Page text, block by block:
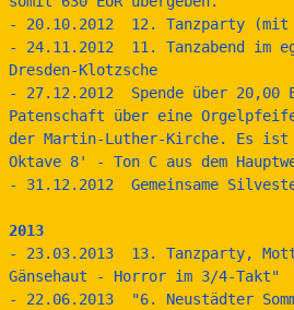
- 20.10.2012  12. Tanzparty
- 24.11.2012  11. Tanzabend im
Dresden-Klotzsche
- 27.12.2012  Spende über 20,00
Patenschaft über eine
der Martin-Luther-Kirche. Es
Oktave 8' - Ton C aus dem
- 31.12.2012  Gemeinsame
2013
- 23.03.2013  13. Tanzparty,
Gänsehaut - Horror im 3/4-Takt"
- 22.06.2013  "6. Neustädter